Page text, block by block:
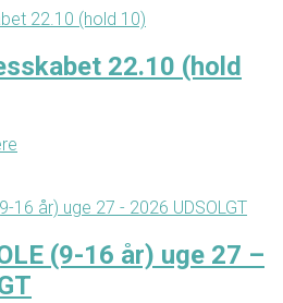
22.10 (hold
(9-16 år) uge 27 –